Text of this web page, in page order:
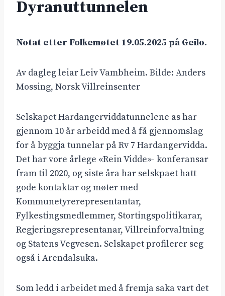
Dyranuttunnelen
Notat etter Folkemøtet 19.05.2025 på Geilo.
Av dagleg leiar Leiv Vambheim. Bilde: Anders
Mossing, Norsk Villreinsenter
Selskapet Hardangerviddatunnelene as har
gjennom 10 år arbeidd med å få gjennomslag
for å byggja tunnelar på Rv 7 Hardangervidda.
Det har vore årlege «Rein Vidde»- konferansar
fram til 2020, og siste åra har selskpaet hatt
gode kontaktar og møter med
Kommunetyrerepresentantar,
Fylkestingsmedlemmer, Stortingspolitikarar,
Regjeringsrepresentanar, Villreinforvaltning
og Statens Vegvesen. Selskapet profilerer seg
også i Arendalsuka.
Som ledd i arbeidet med å fremja saka vart det